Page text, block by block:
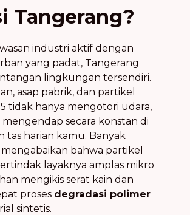
Tangerang?
industri aktif dengan
yang padat, Tangerang
lingkungan tersendiri.
asap pabrik, dan partikel
tidak hanya mengotori udara,
secara konstan di
tas harian kamu. Banyak
bahwa partikel
layaknya amplas mikro
mengikis serat kain dan
proses degradasi polimer
sintetis.